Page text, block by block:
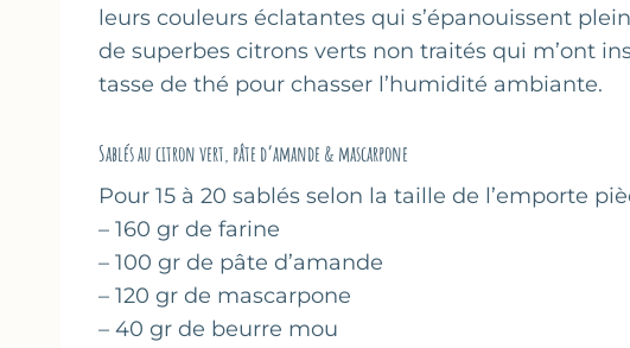
leurs couleurs éclatantes qui s’épanouissent
de superbes citrons verts non traités qui m’ont
tasse de thé pour chasser l’humidité ambiante.
Sablés au citron vert, pâte d’amande & mascarpone
Pour 15 à 20 sablés selon la taille de l’emporte
– 160 gr de farine
– 100 gr de pâte d’amande
– 120 gr de mascarpone
– 40 gr de beurre mou